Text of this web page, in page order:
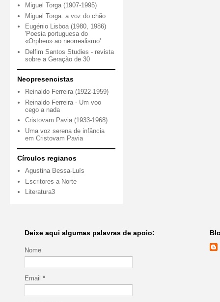
Miguel Torga (1907-1995)
Miguel Torga: a voz do chão
Eugénio Lisboa (1980, 1986)
'Poesia portuguesa do
«Orpheu» ao neorrealismo'
Delfim Santos Studies - revista
sobre a Geração de 30
Neopresencistas
Reinaldo Ferreira (1922-1959)
Reinaldo Ferreira - Um voo
cego a nada
Cristovam Pavia (1933-1968)
Uma voz serena de infância
em Cristovam Pavia
Círculos regianos
Agustina Bessa-Luís
Escritores a Norte
Literatura3
Deixe aqui algumas palavras de apoio:
Nome
Email *